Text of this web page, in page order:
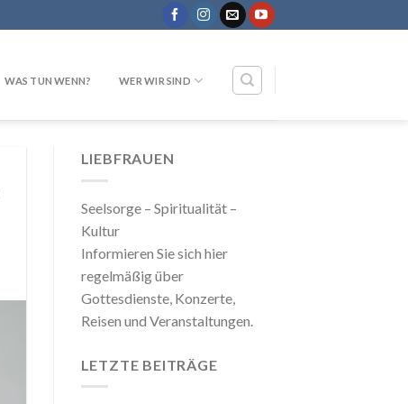
WAS TUN WENN? WER WIR SIND
LIEBFRAUEN
Seelsorge – Spiritualität –
Kultur
Informieren Sie sich hier
regelmäßig über
Gottesdienste, Konzerte,
Reisen und Veranstaltungen.
LETZTE BEITRÄGE